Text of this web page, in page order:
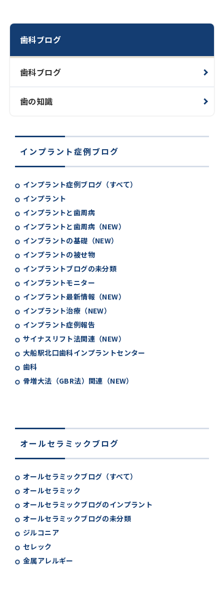
歯科ブログ
歯科ブログ
歯の知識
インプラント症例ブログ
インプラント症例ブログ（すべて）
インプラント
インプラントと歯周病
インプラントと歯周病（NEW）
インプラントの基礎（NEW）
インプラントの被せ物
インプラントブログの未分類
インプラントモニター
インプラント最新情報（NEW）
インプラント治療（NEW）
インプラント症例報告
サイナスリフト法関連（NEW）
大船駅北口歯科インプラントセンター
歯科
骨増大法（GBR法）関連（NEW）
オールセラミックブログ
オールセラミックブログ（すべて）
オールセラミック
オールセラミックブログのインプラント
オールセラミックブログの未分類
ジルコニア
セレック
金属アレルギー